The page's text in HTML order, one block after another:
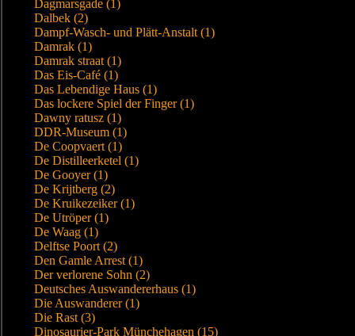
Dagmarsgade (1)
Dalbek (2)
Dampf-Wasch- und Plätt-Anstalt (1)
Damrak (1)
Damrak straat (1)
Das Eis-Café (1)
Das Lebendige Haus (1)
Das lockere Spiel der Finger (1)
Dawny ratusz (1)
DDR-Museum (1)
De Coopvaert (1)
De Distilleerketel (1)
De Gooyer (1)
De Krijtberg (2)
De Kruikezeiker (1)
De Utröper (1)
De Waag (1)
Delftse Poort (2)
Den Gamle Arrest (1)
Der verlorene Sohn (2)
Deutsches Auswandererhaus (1)
Die Auswanderer (1)
Die Rast (3)
Dinosaurier-Park Münchehagen (15)